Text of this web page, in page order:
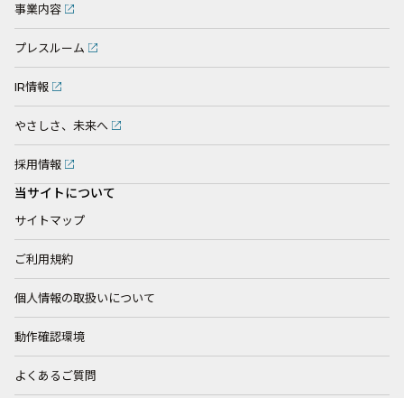
事業内容
プレスルーム
IR情報
やさしさ、未来へ
採用情報
当サイトについて
サイトマップ
ご利用規約
個人情報の取扱いについて
動作確認環境
よくあるご質問